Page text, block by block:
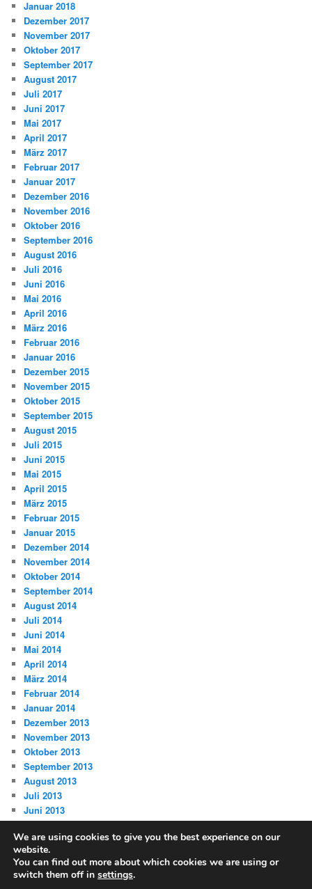
Januar 2018
Dezember 2017
November 2017
Oktober 2017
September 2017
August 2017
Juli 2017
Juni 2017
Mai 2017
April 2017
März 2017
Februar 2017
Januar 2017
Dezember 2016
November 2016
Oktober 2016
September 2016
August 2016
Juli 2016
Juni 2016
Mai 2016
April 2016
März 2016
Februar 2016
Januar 2016
Dezember 2015
November 2015
Oktober 2015
September 2015
August 2015
Juli 2015
Juni 2015
Mai 2015
April 2015
März 2015
Februar 2015
Januar 2015
Dezember 2014
November 2014
Oktober 2014
September 2014
August 2014
Juli 2014
Juni 2014
Mai 2014
April 2014
März 2014
Februar 2014
Januar 2014
Dezember 2013
November 2013
Oktober 2013
September 2013
August 2013
Juli 2013
Juni 2013
Datenschutz Stolz präsentiert von WordPress
We are using cookies to give you the best experience on our
website.
You can find out more about which cookies we are using or
switch them off in settings.